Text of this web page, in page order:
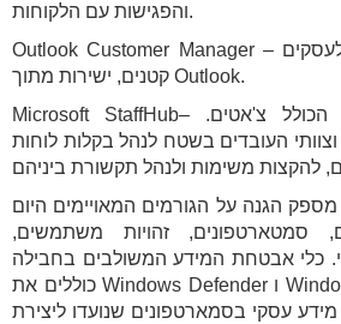
והפגישות עם הלקוחות.
Outlook Customer Manager – מספק ניהול לקוחות לעסקים
קטנים, ישירות מתוך Outlook.
Microsoft StaffHub– כלי לניהול משמרות הכולל צ'אטים.
העובדים בשטח לנהל בקלות לוחות
הגנה על הגורמים המאויימים היום
זהויות משתמשים,
כלי אבטחת המידע המשולבים בחבילה
כוללים את Windows Defender ו Windows Auto Pilot. כמו כן
מידע עסקי בסמארטפונים שנועדו ליצירת